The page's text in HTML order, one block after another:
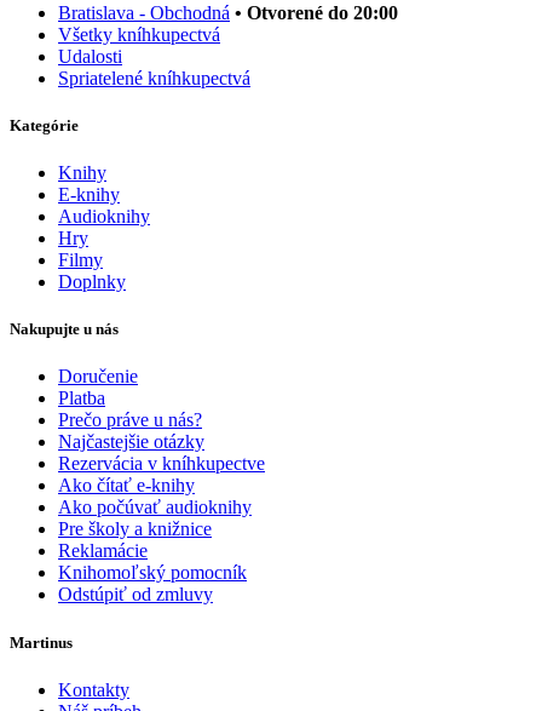
Bratislava - Obchodná • Otvorené do 20:00
Všetky kníhkupectvá
Udalosti
Spriatelené kníhkupectvá
Kategórie
Knihy
E-knihy
Audioknihy
Hry
Filmy
Doplnky
Nakupujte u nás
Doručenie
Platba
Prečo práve u nás?
Najčastejšie otázky
Rezervácia v kníhkupectve
Ako čítať e-knihy
Ako počúvať audioknihy
Pre školy a knižnice
Reklamácie
Knihomoľský pomocník
Odstúpiť od zmluvy
Martinus
Kontakty